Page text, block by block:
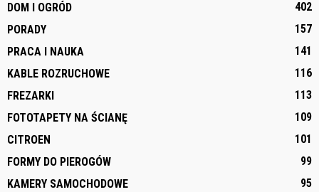
DOM I OGRÓD
402
PORADY
157
PRACA I NAUKA
141
KABLE ROZRUCHOWE
116
FREZARKI
113
FOTOTAPETY NA ŚCIANĘ
109
CITROEN
101
FORMY DO PIEROGÓW
99
KAMERY SAMOCHODOWE
95